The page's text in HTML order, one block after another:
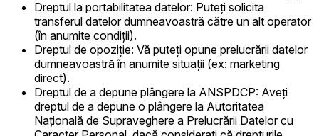
Dreptul la portabilitatea datelor: Puteți solicita
transferul datelor dumneavoastră către un alt operator
(în anumite condiții).
Dreptul de opoziție: Vă puteți opune prelucrării datelor
dumneavoastră în anumite situații (ex: marketing
direct).
Dreptul de a depune plângere la ANSPDCP: Aveți
dreptul de a depune o plângere la Autoritatea
Națională de Supraveghere a Prelucrării Datelor cu